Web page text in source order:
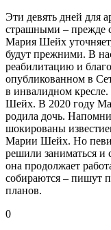
Эти девять дней для
страшными – прежде
Мария Шейх
будут прежними. В
реабилитацию и
опубликованном в
в инвалидном
Шейх. В 2020 году
родила дочь.
шокированы
Марии Шейх. Но
решили заниматься и
она продолжает
собираются – пишут
планов.
0